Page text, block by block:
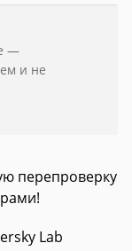
—
и не
перепроверку
Lab